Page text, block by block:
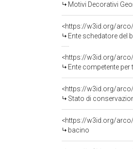
Motivi Decorativi
<https://w3id.org/
Ente schedatore del
<https://w3id.org/
Ente competente per tutela
<https://w3id.org/
Stato di
<https://w3id.org/
bacino